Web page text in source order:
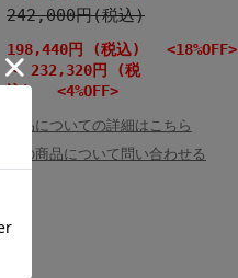
242,000円(税込)
198,440円 (税込) <18%OFF>
～232,320円 (税
込) <4%OFF>
返品についての詳細はこちら
この商品について問い合わせる